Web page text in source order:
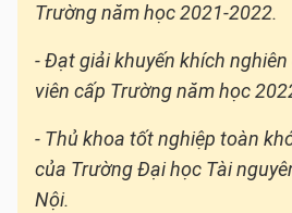
Trường năm học 2021-2022.
- Đạt giải khuyến khích
viên cấp Trường năm học
- Thủ khoa tốt nghiệp toàn
của Trường Đại học Tài
Nội.